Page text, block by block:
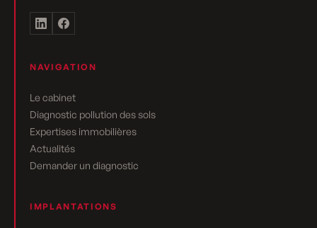
NAVIGATION
Le cabinet
Diagnostic pollution des sols
Expertises immobilières
Actualités
Demander un diagnostic
IMPLANTATIONS